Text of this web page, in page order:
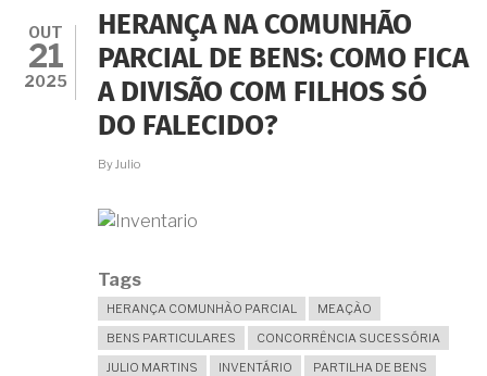
DIVÓRCIO
OU
NO
INVENTÁRIO
GERA
IMPOSTO?
ENTENDA
OUT
21
2025
HERANÇA NA COMUNHÃO
PARCIAL DE BENS: COMO FICA
A DIVISÃO COM FILHOS SÓ
DO FALECIDO?
ByJulio
Tags
HERANÇA COMUNHÃO PARCIAL
MEAÇÃO
BENS PARTICULARES
CONCORRÊNCIA SUCESSÓRIA
JULIO MARTINS
INVENTÁRIO
PARTILHA DE BENS